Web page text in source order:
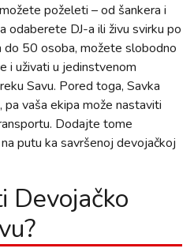
poželeti – od šankera i
odaberete DJ-a ili živu svirku po
do 50 osoba, možete slobodno
i uživati u jedinstvenom
Savu. Pored toga, Savka
vaša ekipa može nastaviti
Dodajte tome
putu ka savršenoj devojačkoj
Devojačko